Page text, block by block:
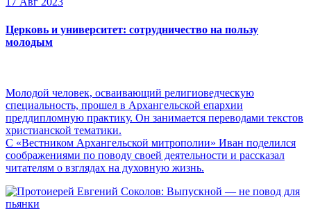
Церковь и университет: сотрудничество на пользу
молодым
Молодой человек, осваивающий религиоведческую
специальность, прошел в Архангельской епархии
преддипломную практику. Он занимается переводами текстов
христианской тематики.
С «Вестником Архангельской митрополии» Иван поделился
соображениями по поводу своей деятельности и рассказал
читателям о взглядах на духовную жизнь.